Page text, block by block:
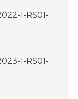
1-RS01-
1-RS01-